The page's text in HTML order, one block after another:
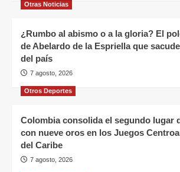
Otras Noticias
¿Rumbo al abismo o a la gloria? El
de Abelardo de la Espriella que
del país
7 agosto, 2026
Otros Deportes
Colombia consolida el segundo lugar
con nueve oros en los Juegos
del Caribe
7 agosto, 2026